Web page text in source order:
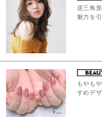
逆三角
魅力を
もやも
すめデ